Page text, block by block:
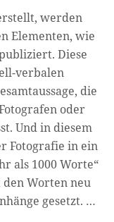
werden
Elementen, wie
Diese
verbalen
die
oder
Und in diesem
Fotografie in ein
als 1000 Worte“
Worten neu
gesetzt. …